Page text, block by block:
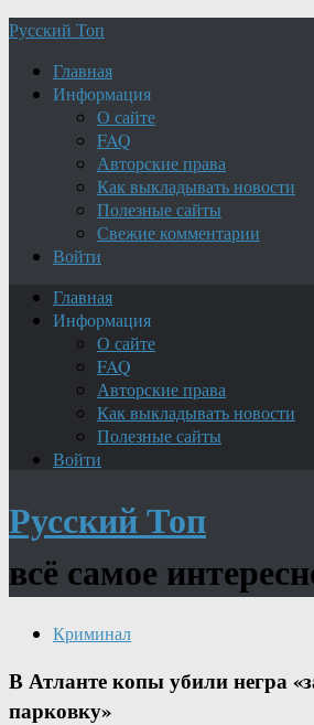
Русский Топ
Главная
Информация
О сайте
FAQ
Авторские права
Как выкладывать новости
Полезные сайты
Свежие комментарии
Войти
Главная
Информация
О сайте
FAQ
Авторские права
Как выкладывать новости
Полезные сайты
Войти
Русский Топ
всё самое
Криминал
В Атланте копы убили негра
парковку»